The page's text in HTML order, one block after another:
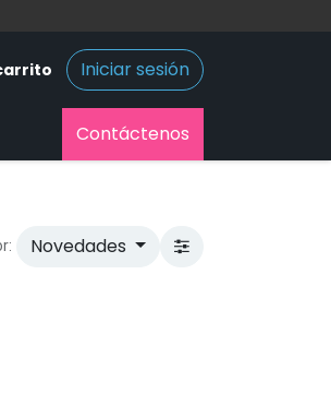
Iniciar sesión
Contáctenos
Novedades